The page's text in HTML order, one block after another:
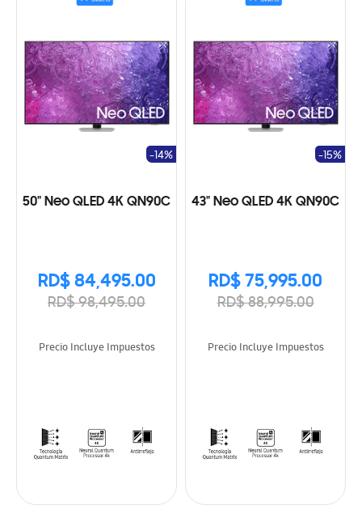
50" Neo QLED 4K QN90C
RD$ 84,495.00
RD$ 98,495.00
-14%
Precio Incluye Impuestos
43" Neo QLED 4K QN90C
RD$ 75,995.00
RD$ 88,995.00
-15%
Precio Incluye Impuestos